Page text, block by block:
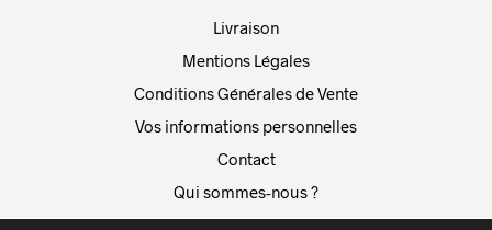
Livraison
Mentions Légales
Conditions Générales de Vente
Vos informations personnelles
Contact
Qui sommes-nous ?
Blog Résilience Nordic